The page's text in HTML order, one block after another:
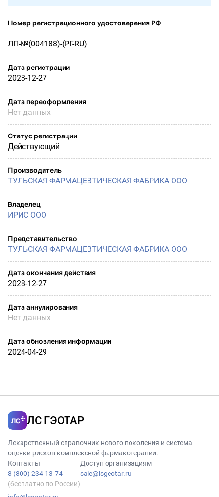
Номер регистрационного удостоверения РФ
ЛП-№(004188)-(РГ-RU)
Дата регистрации
2023-12-27
Дата переоформления
Нет данных
Статус регистрации
Действующий
Производитель
ТУЛЬСКАЯ ФАРМАЦЕВТИЧЕСКАЯ ФАБРИКА ООО
Владелец
ИРИС ООО
Представительство
ТУЛЬСКАЯ ФАРМАЦЕВТИЧЕСКАЯ ФАБРИКА ООО
Дата окончания действия
2028-12-27
Дата аннулирования
Нет данных
Дата обновления информации
2024-04-29
ЛС ГЭОТАР
Лекарственный справочник нового поколения и система
оценки рисков комплексной фармакотерапии.
Контакты
8 (800) 234-13-74
(бесплатно по России)
Доступ организациям
sale@lsgeotar.ru